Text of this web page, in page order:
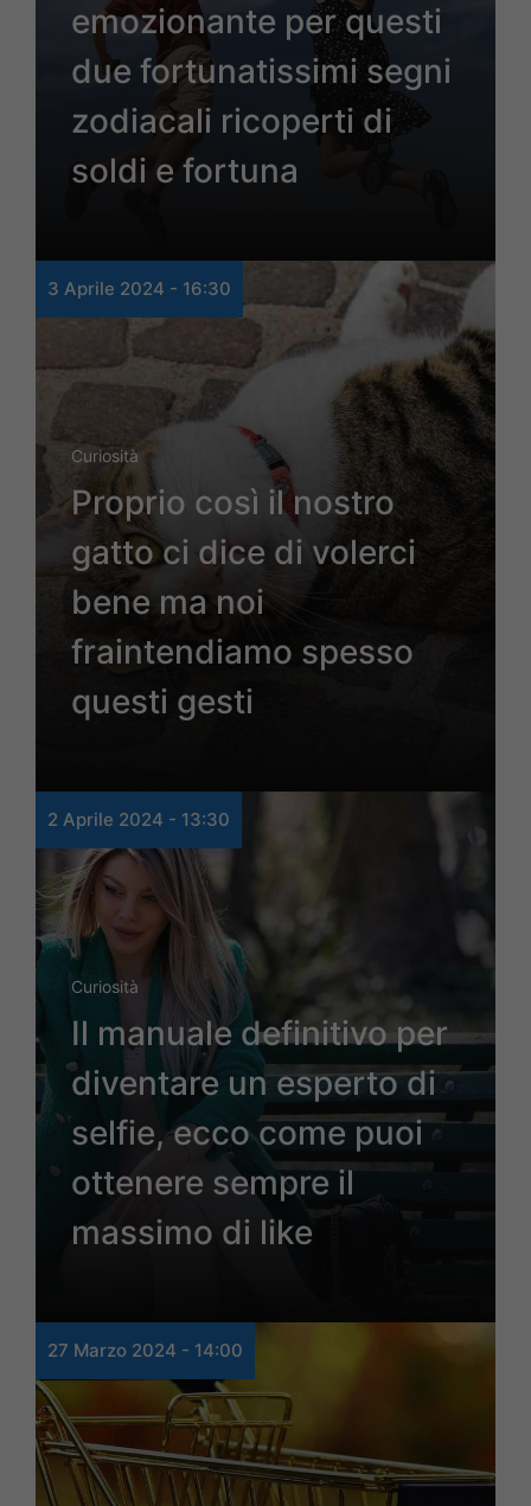
emozionante per questi
due fortunatissimi segni
zodiacali ricoperti di
soldi e fortuna
3 Aprile 2024 - 16:30
Curiosità
Proprio così il nostro
gatto ci dice di volerci
bene ma noi
fraintendiamo spesso
questi gesti
2 Aprile 2024 - 13:30
Curiosità
Il manuale definitivo per
diventare un esperto di
selfie, ecco come puoi
ottenere sempre il
massimo di like
27 Marzo 2024 - 14:00